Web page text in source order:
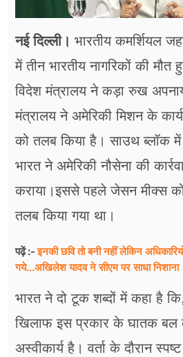
नई दिल्ली। भारतीय कमर्शियल
में तीन भारतीय नागरिकों की
विदेश मंत्रालय ने कड़ा रुख
मंत्रालय ने अमेरिकी मिशन के
को तलब किया है। साउथ ब्लॉक
भारत ने अमेरिकी नौसेना की
कराया।इससे पहले जेसन मीक्स को
तलब किया गया था।
पढ़ें :-इनकी छवि तो बनी नहीं लेकिन
गये...अखिलेश यादव ने सीएम पर साधा​ निशाना
भारत ने दो टूक शब्दों में कहा है
खिलाफ इस प्रकार के घातक बल
अस्वीकार्य है। वर्ता के दौरान